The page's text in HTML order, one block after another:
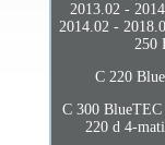
2013.02 -
2014.02 -
250
C 220
C 300
220 d 4-